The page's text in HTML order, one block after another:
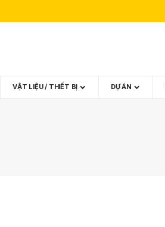
VẬT LIỆU / THIẾT BỊ DỰ ÁN